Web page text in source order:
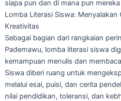
siapa pun dan di mana pun
Lomba Literasi Siswa:
Kreativitas
Sebagai bagian dari rangkaian
Pademawu, lomba literasi siswa
kemampuan menulis dan
Siswa diberi ruang untuk
melalui esai, puisi, dan cerita
nilai pendidikan, toleransi, dan